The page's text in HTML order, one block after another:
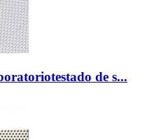
de s...